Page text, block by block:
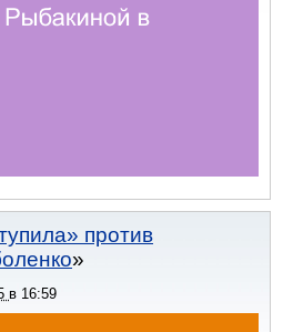
против
в 16:59